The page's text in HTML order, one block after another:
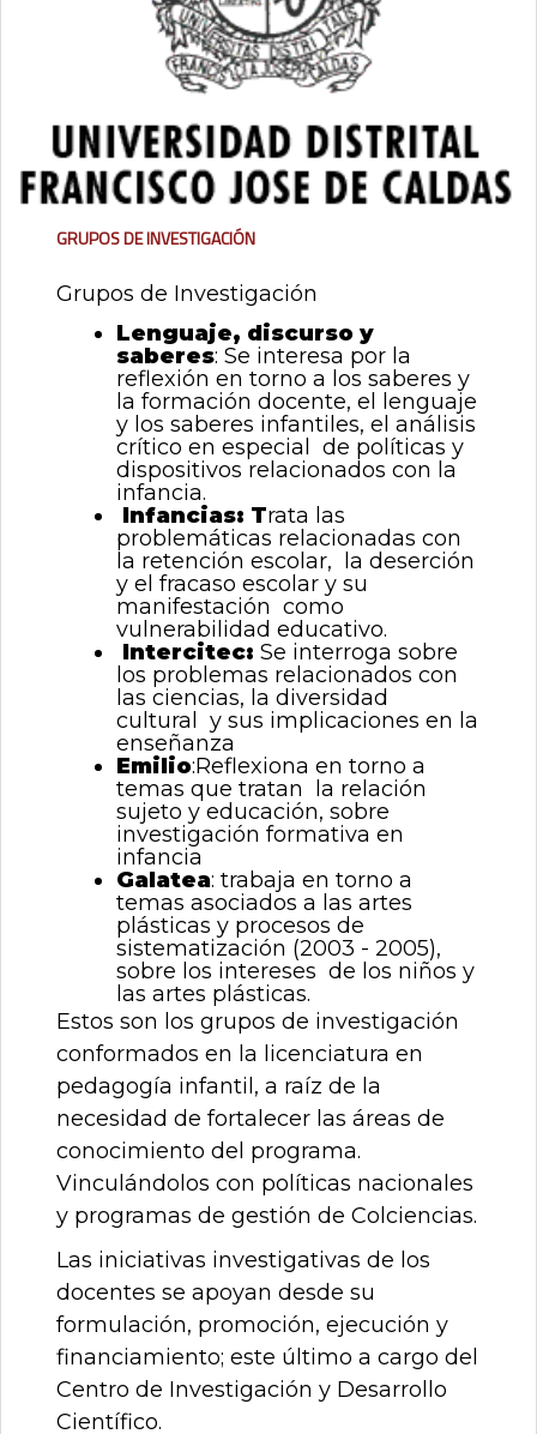
Grupos de investigación
Grupos de Investigación
Lenguaje, discurso y
saberes: Se interesa por la
reflexión en torno a los saberes y
la formación docente, el lenguaje
y los saberes infantiles, el análisis
crítico en especial de políticas y
dispositivos relacionados con la
infancia.
Infancias: Trata las
problemáticas relacionadas con
la retención escolar, la deserción
y el fracaso escolar y su
manifestación como
vulnerabilidad educativo.
Intercitec: Se interroga sobre
los problemas relacionados con
las ciencias, la diversidad
cultural y sus implicaciones en la
enseñanza
Emilio:Reflexiona en torno a
temas que tratan la relación
sujeto y educación, sobre
investigación formativa en
infancia
Galatea: trabaja en torno a
temas asociados a las artes
plásticas y procesos de
sistematización (2003 - 2005),
sobre los intereses de los niños y
las artes plásticas.
Estos son los grupos de investigación
conformados en la licenciatura en
pedagogía infantil, a raíz de la
necesidad de fortalecer las áreas de
conocimiento del programa.
Vinculándolos con políticas nacionales
y programas de gestión de Colciencias.
Las iniciativas investigativas de los
docentes se apoyan desde su
formulación, promoción, ejecución y
financiamiento; este último a cargo del
Centro de Investigación y Desarrollo
Científico.